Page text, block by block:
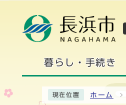
暮らし・手続き
現在位置 ホーム